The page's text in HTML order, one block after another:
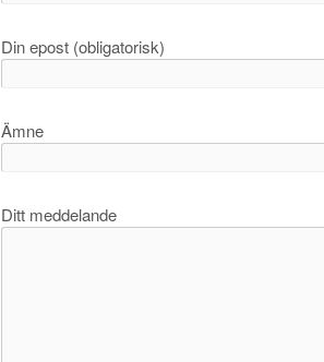
Din epost (obligatorisk)
Ämne
Ditt meddelande